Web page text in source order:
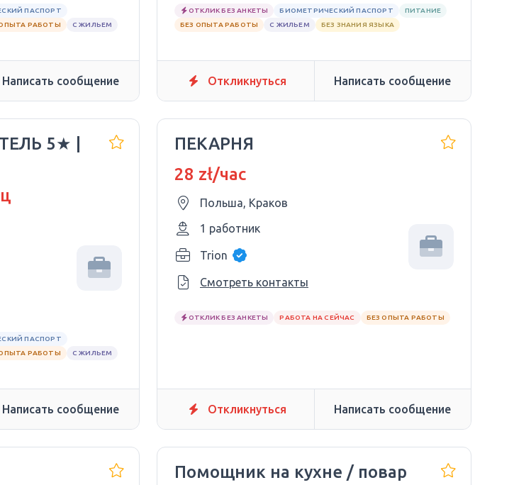
ПАСПОРТ
РАБОТЫ
С ЖИЛЬЕМ
Написать сообщение
ОТКЛИК БЕЗ АНКЕТЫ БИОМЕТРИЧЕСКИЙ ПАСПОРТ
ПИТАНИЕ
БЕЗ ОПЫТА РАБОТЫ
С ЖИЛЬЕМ БЕЗ ЗНАНИЯ ЯЗЫКА
Откликнуться Написать сообщение
5★ |
ПАСПОРТ
РАБОТЫ
С ЖИЛЬЕМ
Написать сообщение
ПЕКАРНЯ
28 zł/час
Польша, Краков
1 работник
Trion
Смотреть контакты
ОТКЛИК БЕЗ АНКЕТЫ РАБОТА НА СЕЙЧАС БЕЗ ОПЫТА РАБОТЫ
Откликнуться Написать сообщение
Помощник на кухне / повар